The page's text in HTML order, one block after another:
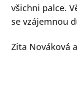
všichni palce.
se vzájemnou
Zita Nováková